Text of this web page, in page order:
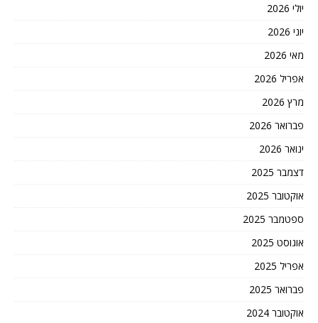
יולי 2026
יוני 2026
מאי 2026
אפריל 2026
מרץ 2026
פברואר 2026
ינואר 2026
דצמבר 2025
אוקטובר 2025
ספטמבר 2025
אוגוסט 2025
אפריל 2025
פברואר 2025
אוקטובר 2024